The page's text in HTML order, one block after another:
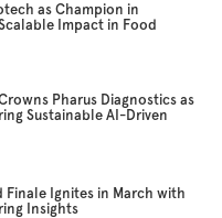
as Champion in
Impact in Food
Crowns Pharus Diagnostics as
Sustainable AI-Driven
Finale Ignites in March with
Insights